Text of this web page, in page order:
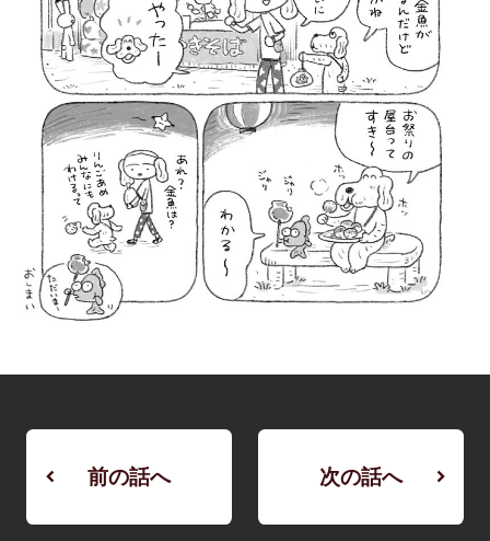
前の話へ 次の話へ